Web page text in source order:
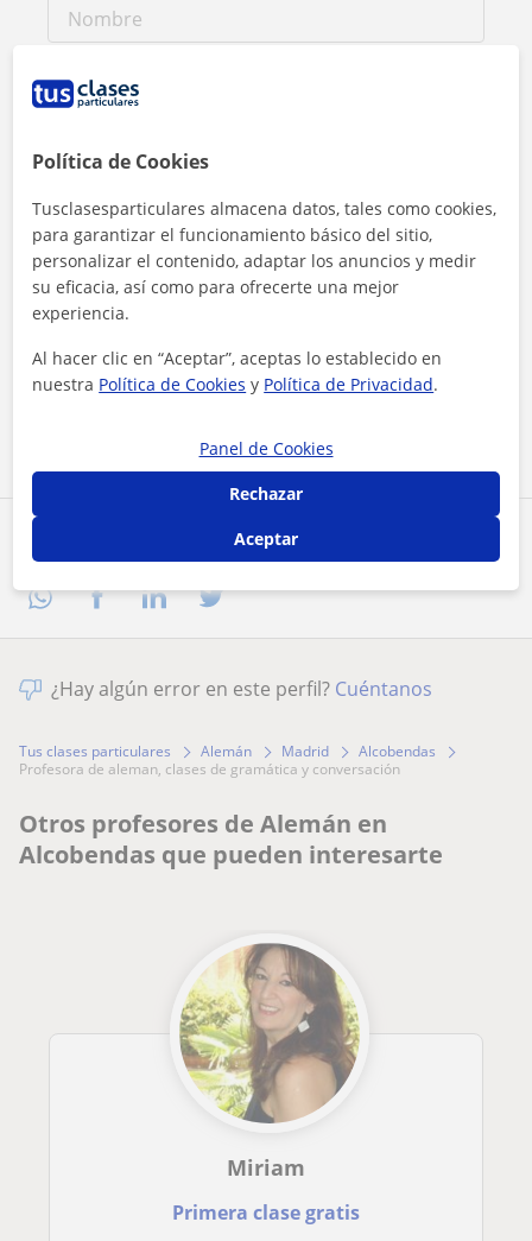
Comparte a este profesor
Al hacer clic, aceptas nuestro aviso legal privacidad
¿Hay algún error en este perfil? Cuéntanos
Tus clases particulares Alemán Madrid
Alcobendas
profesora de aleman, clases de gramática y conversación
Otros profesores de Alemán en
Alcobendas que pueden interesarte
Miriam
Primera clase gratis
Política de Cookies
Tusclasesparticulares almacena datos, tales como cookies,
para garantizar el funcionamiento básico del sitio,
personalizar el contenido, adaptar los anuncios y medir
su eficacia, así como para ofrecerte una mejor
experiencia.
Al hacer clic en “Aceptar”, aceptas lo establecido en
nuestra Política de Cookies y Política de Privacidad.
Panel de Cookies
Rechazar
Aceptar